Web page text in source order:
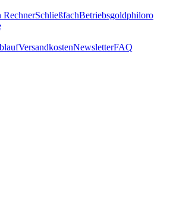
RechnerSchließfachBetriebsgoldphiloro
VersandkostenNewsletterFAQ